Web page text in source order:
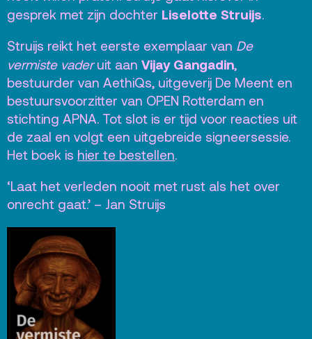
gesprek met zijn dochter Liselotte Struijs.
Struijs reikt het eerste exemplaar van De
vermiste vaderuit aan Vijay Gangadin,
bestuurder van AethiQs, uitgeverij De Meent en
bestuursvoorzitter van OPEN Rotterdam en
stichting APNA. Tot slot is er tijd voor reacties uit
de zaal en volgt een uitgebreide signeersessie.
Het boek is hier te bestellen.
‘Laat het verleden nooit met rust als het over
onrecht gaat.’ – Jan Struijs